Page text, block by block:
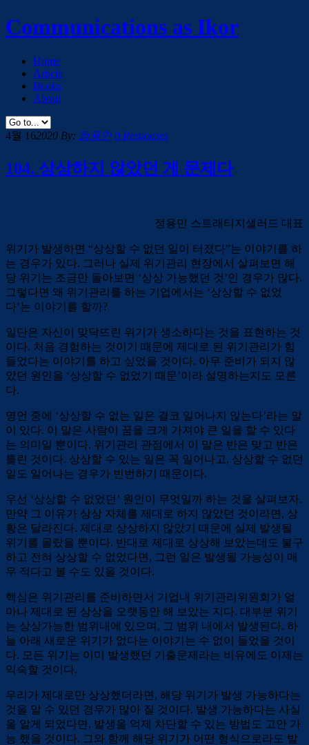
Communications as Ikor
Home
Article
Books
About
4월 162020 By: 정용민 0 Responses
104. 상상하지 않았던 게 문제다
정용민 스트래티지샐러드 대표
위기가 발생하면 “상상할 수 없던 일이 터졌다”는 이야기를 하
는 경우가 있다. 그러나 실제 위기관리 현장에서 살펴보면 해
당 위기는 조금만 돌아보면 ‘상상 가능했던 것’인 경우가 많다.
그렇다면 왜 위기관리를 하는 기업에서는 ‘상상할 수 없었
다’는 이야기를 할까?
일단은 자신이 맞닥뜨린 위기가 생소하다는 것을 표현하는 것
이다. 처음 경험하는 것이기 때문에 제대로 된 위기관리가 힘
들었다는 이야기를 하고 싶었을 것이다. 아무 준비가 되지 않
았던 원인을 ‘상상할 수 없었기 때문’이라 설명하는지도 모른
다.
명언 중에 ‘상상할 수 없는 일은 결코 일어나지 않는다’라는 말
이 있다. 이 말은 사람이 꿈을 크게 가져야 큰 일을 할 수 있다
는 의미일 뿐이다. 위기관리 관점에서 이 말은 반은 맞고 반은
틀린 것이다. 상상할 수 있는 일은 꼭 일어나고, 상상할 수 없던
일도 일어나는 경우가 빈번하기 때문이다.
우선 ‘상상할 수 없었던’ 원인이 무엇일까 하는 것을 살펴보자.
만약 그 이유가 상상 자체를 제대로 하지 않았던 것이라면, 상
황은 달라진다. 제대로 상상하지 않았기 때문에 실제 발생될
위기를 몰랐을 뿐이다. 반대로 제대로 상상해 보았는데도 불구
하고 전혀 상상할 수 없었다면, 그런 일은 발생될 가능성이 매
우 적다고 볼 수도 있을 것이다.
핵심은 위기관리를 준비하면서 기업내 위기관리위원회가 얼
마나 제대로 된 상상을 오랫동안 해 보았는 지다. 대부분 위기
는 상상가능한 범위내에 있으며, 그 범위 내에서 발생된다. 하
늘 아래 새로운 위기가 없다는 이야기는 수 없이 들었을 것이
다. 모든 위기는 이미 발생했던 기출문제라는 비유에도 이제는
익숙할 것이다.
우리가 제대로만 상상했더라면, 해당 위기가 발생 가능하다는
것을 알 수 있던 경우가 많아 질 것이다. 발생 가능하다는 사실
을 알게 되었다면, 발생을 억제 차단할 수 있는 방법도 고안 가
능 했을 것이다. 그와 함께 해당 위기가 어떤 형식으로라도 발